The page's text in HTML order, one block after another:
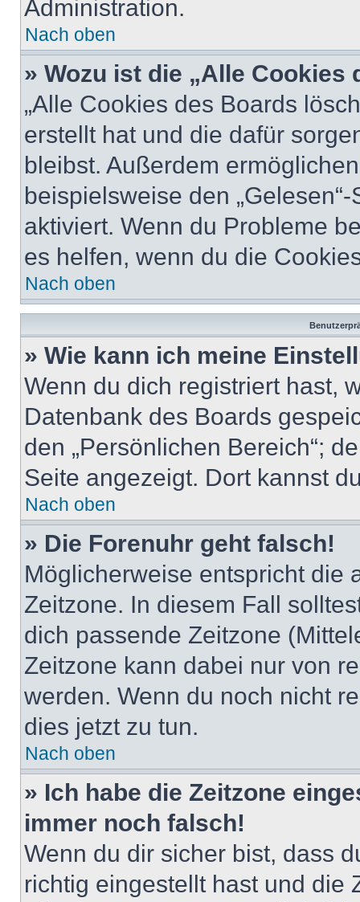
Administration.
Nach oben
» Wozu ist die „Alle
„Alle Cookies des Boards
erstellt hat und die dafür
bleibst. Außerdem
beispielsweise den
aktiviert. Wenn du Probleme
es helfen, wenn du die
Nach oben
» Wie kann ich meine
Wenn du dich registriert hast,
Datenbank des Boards
den „Persönlichen Bereich“;
Seite angezeigt. Dort kannst
Nach oben
» Die Forenuhr geht falsch!
Möglicherweise entspricht die
Zeitzone. In diesem Fall
dich passende Zeitzone
Zeitzone kann dabei nur von
werden. Wenn du noch nicht
dies jetzt zu tun.
Nach oben
» Ich habe die Zeitzone
immer noch falsch!
Wenn du dir sicher bist, dass
richtig eingestellt hast und die